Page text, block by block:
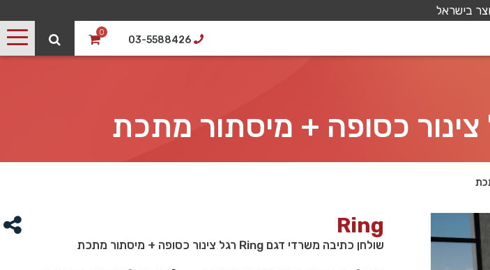
בישראל
03-5588426
0
Ring
שולחן כתיבה משרדי דגם Ring רגל צינור כסופה + מיסתור מתכת